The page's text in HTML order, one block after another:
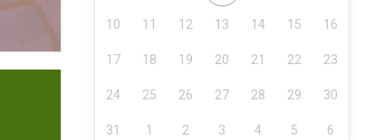
10 11 12 13 14 15 16
17 18 19 20 21 22 23
24 25 26 27 28 29 30
31 1 2 3 4 5 6